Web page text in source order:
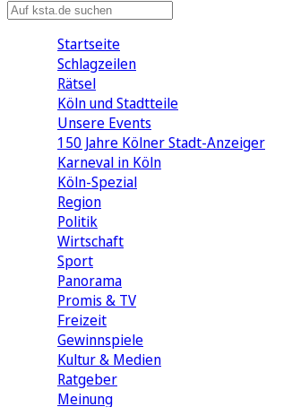
Startseite
Schlagzeilen
Rätsel
Köln und Stadtteile
Unsere Events
150 Jahre Kölner Stadt-Anzeiger
Karneval in Köln
Köln-Spezial
Region
Politik
Wirtschaft
Sport
Panorama
Promis & TV
Freizeit
Gewinnspiele
Kultur & Medien
Ratgeber
Meinung